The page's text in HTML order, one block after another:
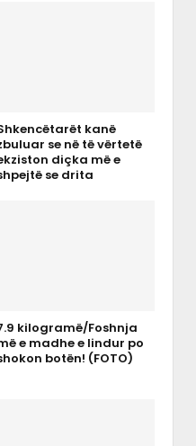
kanë
se në të vërtetë
diçka më e
se drita
kilogramë/Foshnja
e madhe e lindur po
botën! (FOTO)